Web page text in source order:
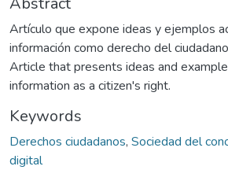
Artículo que expone ideas y ejemplos
información como derecho del
Article that presents ideas and
information as a citizen's right.
Keywords
Derechos ciudadanos, Sociedad del
digital